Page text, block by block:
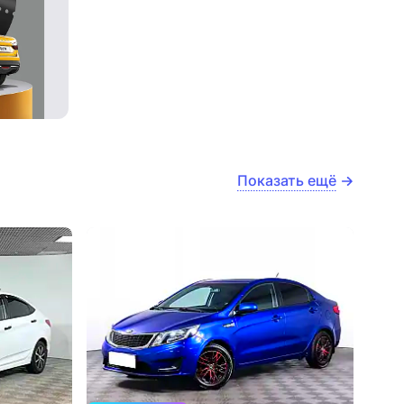
Показать ещё